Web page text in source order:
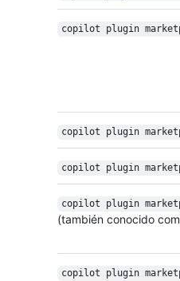
copilot plugin
copilot plugin
copilot plugin
copilot plugin
(también conocido
copilot plugin